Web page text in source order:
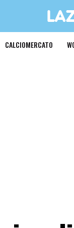
CALCIOMERCATO